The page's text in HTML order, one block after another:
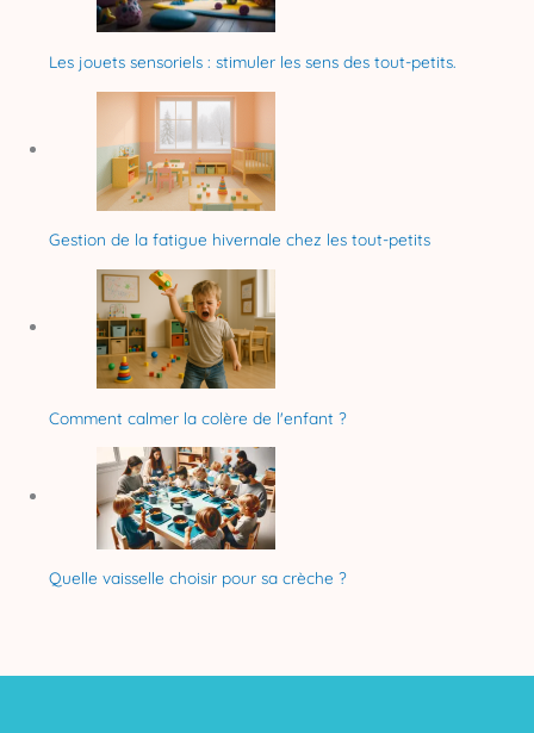
Les jouets sensoriels : stimuler les sens des tout-petits.
Gestion de la fatigue hivernale chez les tout-petits
Comment calmer la colère de l'enfant ?
Quelle vaisselle choisir pour sa crèche ?